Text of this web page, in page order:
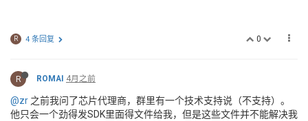
0
R 4 条回复
R ROMAI 4月之前
@zr 之前我问了芯片代理商，群里有一个技术支持说（不支持）。
他只会一个劲得发SDK里面得文件给我，但是这些文件并不能解决我